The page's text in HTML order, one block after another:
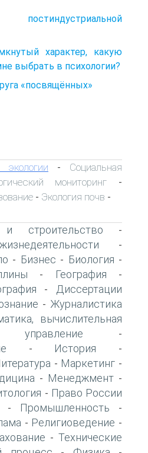
характер, какую
выбрать в психологии?
«посвящённых»
- Социальная
мониторинг -
- Экология почв -
и строительство -
-
- Бизнес - Биология -
- География -
-
Диссертации
- Журналистика
вычислительная
-
- История -
- Маркетинг -
- Менеджмент -
- Право России
- Промышленность -
- Религиоведение -
- Технические